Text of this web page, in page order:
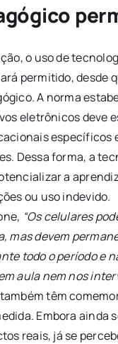
o uso de
permitido, desde
A norma
eletrônicos deve
específicos
Dessa forma, a
a
ou uso indevido.
“Os celulares
mas devem
todo o período e
aula nem nos
têm
Embora ainda
reais, já se